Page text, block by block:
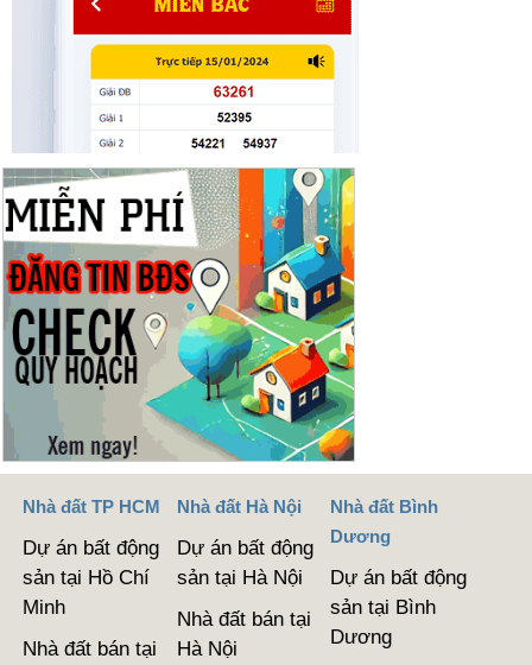
Nhà đất TP HCM
Dự án bất động
sản tại Hồ Chí
Minh
Nhà đất bán tại
Nhà đất Hà Nội
Dự án bất động
sản tại Hà Nội
Nhà đất bán tại
Hà Nội
Nhà đất Bình
Dương
Dự án bất động
sản tại Bình
Dương